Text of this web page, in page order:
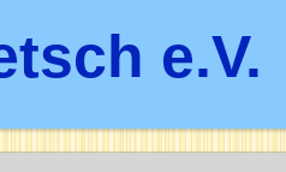
e.V.